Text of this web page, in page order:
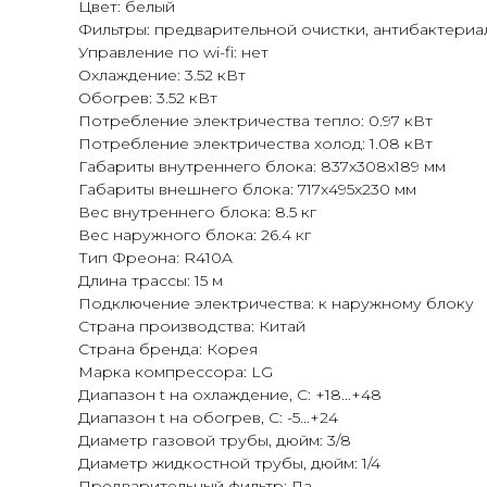
Цвет: белый
Фильтры: предварительной очистки,
Управление по wi-fi: нет
Охлаждение: 3.52 кВт
Обогрев: 3.52 кВт
Потребление электричества тепло: 0.97 кВт
Потребление электричества холод: 1.08 кВт
Габариты внутреннего блока: 837x308x189 мм
Габариты внешнего блока: 717x495x230 мм
Вес внутреннего блока: 8.5 кг
Вес наружного блока: 26.4 кг
Тип Фреона: R410A
Длина трассы: 15 м
Подключение электричества: к наружному блоку
Страна производства: Китай
Страна бренда: Корея
Марка компрессора: LG
Диапазон t на охлаждение, С: +18...+48
Диапазон t на обогрев, С: -5...+24
Диаметр газовой трубы, дюйм: 3/8
Диаметр жидкостной трубы, дюйм: 1/4